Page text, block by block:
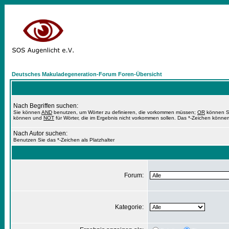
Deutsches Makuladegeneration-Forum Foren-Übersicht
Nach Begriffen suchen:
Sie können AND benutzen, um Wörter zu definieren, die vorkommen müssen; OR können
können und NOT für Wörter, die im Ergebnis nicht vorkommen sollen. Das *-Zeichen
Nach Autor suchen:
Benutzen Sie das *-Zeichen als Platzhalter
Forum:
Kategorie: